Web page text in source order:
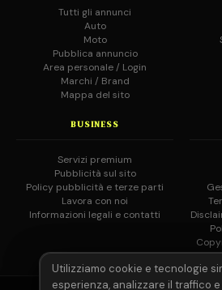
Tutti gli annunci
Auto
Moto
Pubblica annuncio
Area personale / Login
Marchi / Brand
Mappa del sito
BUSINESS
Servizi premium
Pubblicità sul sito
Policy pubblicità e terze parti
Lavora con noi
Informazioni legali e contatti
Utilizziamo cookie e tecnologie
esperienza, analizzare il traffico